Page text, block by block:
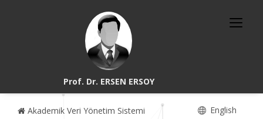
Prof. Dr. ERSEN ERSOY
Akademik Veri Yönetim Sistemi English